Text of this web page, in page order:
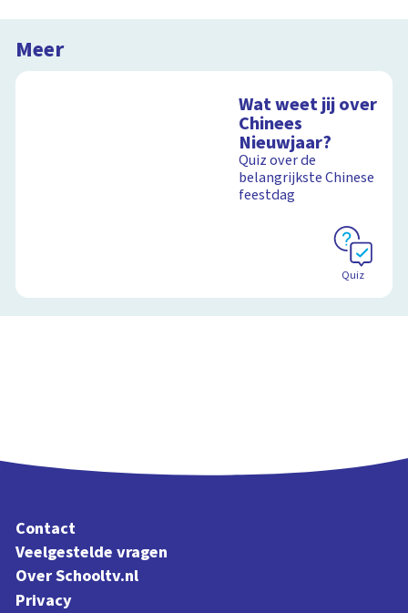
Meer
Wat weet jij over
Chinees
Nieuwjaar?
Quiz over de
belangrijkste Chinese
feestdag
Quiz
Contact
Veelgestelde vragen
Over Schooltv.nl
Privacy